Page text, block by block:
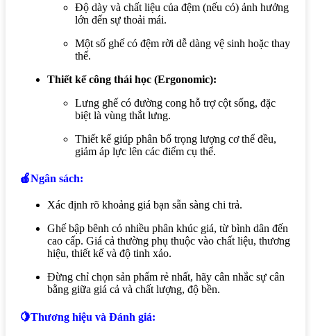
Độ dày và chất liệu của đệm (nếu có) ảnh hưởng
lớn đến sự thoải mái.
Một số ghế có đệm rời dễ dàng vệ sinh hoặc thay
thế.
Thiết kế công thái học (Ergonomic):
Lưng ghế có đường cong hỗ trợ cột sống, đặc
biệt là vùng thắt lưng.
Thiết kế giúp phân bổ trọng lượng cơ thể đều,
giảm áp lực lên các điểm cụ thể.
🍎Ngân sách:
Xác định rõ khoảng giá bạn sẵn sàng chi trả.
Ghế bập bênh có nhiều phân khúc giá, từ bình dân đến
cao cấp. Giá cả thường phụ thuộc vào chất liệu, thương
hiệu, thiết kế và độ tinh xảo.
Đừng chỉ chọn sản phẩm rẻ nhất, hãy cân nhắc sự cân
bằng giữa giá cả và chất lượng, độ bền.
🍋Thương hiệu và Đánh giá: